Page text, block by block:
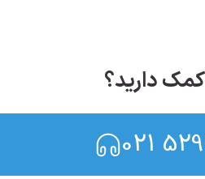
کمک دارید؟
021